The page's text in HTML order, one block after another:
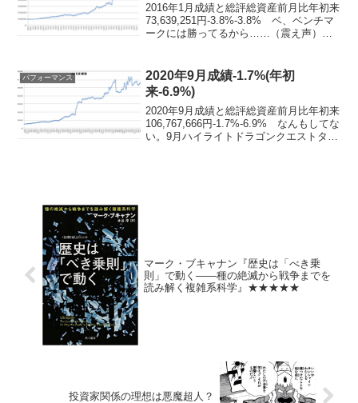
2016年1月成績と総評総資産前月比年初来
73,639,251円-3.8%-3.8% ベ、ベンチマ
ークには勝ってるから……（震え声）。1
らってしまう。3倍優待口座は相変...
パフォーマンス
2020年9月成績-1.7%(年初
来-6.9%)
2020年9月成績と総評総資産前月比年初来
106,767,666円-1.7%-6.9% なんもしてな
い。9月ハイライトドラゴンクエストタク
マーク・ブキャナン『歴史は「べき乗
則」で動く――種の絶滅から戦争までを
読み解く複雑系科学』★★★★★
投資家関係の理想は悪魔超人？